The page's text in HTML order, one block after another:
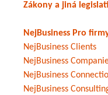
Zákony a jiná
NejBusiness Pro
NejBusiness Clients
NejBusiness
NejBusiness
NejBusiness